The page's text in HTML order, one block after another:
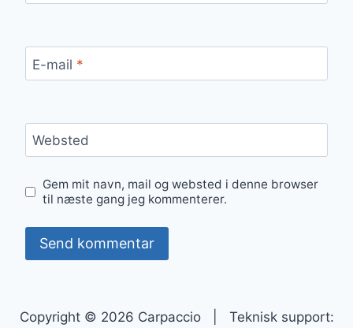
E-mail *
Websted
Gem mit navn, mail og websted i denne browser
til næste gang jeg kommenterer.
Copyright © 2026 Carpaccio | Teknisk support: